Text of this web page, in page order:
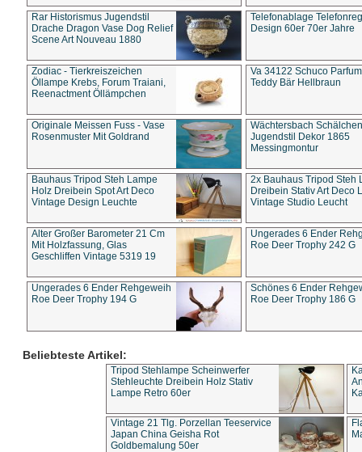
Rar Historismus Jugendstil
Drache Dragon Vase Dog Relief
Scene Art Nouveau 1880
Telefonablage
Design 60er 70er Jahre
Zodiac - Tierkreiszeichen
Öllampe Krebs, Forum Traiani,
Reenactment Öllämpchen
Va 34122 Schuco
Teddy Bär Hellbraun
Originale Meissen Fuss - Vase
Rosenmuster Mit Goldrand
Wächtersbach Schälchen
Jugendstil Dekor 1865
Messingmontur
Bauhaus Tripod Steh Lampe
Holz Dreibein Spot Art Deco
Vintage Design Leuchte
2x Bauhaus Tripod Steh
Dreibein Stativ Art Deco
Vintage Studio Leucht
Alter Großer Barometer 21 Cm
Mit Holzfassung, Glas
Geschliffen Vintage 5319 19
Ungerades 6 Ender
Roe Deer Trophy 242 G
Ungerades 6 Ender Rehgeweih
Roe Deer Trophy 194 G
Schönes 6 Ender
Roe Deer Trophy 186 G
Beliebteste Artikel:
Tripod Stehlampe Scheinwerfer
Stehleuchte Dreibein Holz Stativ
Lampe Retro 60er
Vintage 21 Tlg. Porzellan Teeservice
Japan China Geisha Rot
Goldbemalung 50er